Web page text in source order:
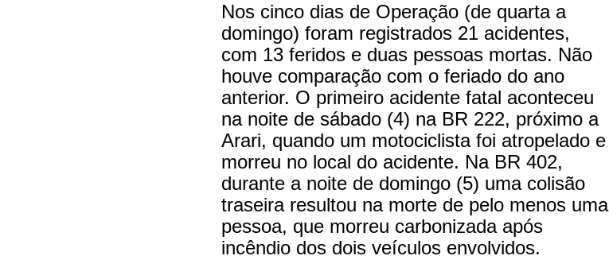
Nos cinco dias de Operação (de quarta a
domingo) foram registrados 21 acidentes,
com 13 feridos e duas pessoas mortas. Não
houve comparação com o feriado do ano
anterior. O primeiro acidente fatal aconteceu
na noite de sábado (4) na BR 222, próximo a
Arari, quando um motociclista foi atropelado e
morreu no local do acidente. Na BR 402,
durante a noite de domingo (5) uma colisão
traseira resultou na morte de pelo menos uma
pessoa, que morreu carbonizada após
incêndio dos dois veículos envolvidos.